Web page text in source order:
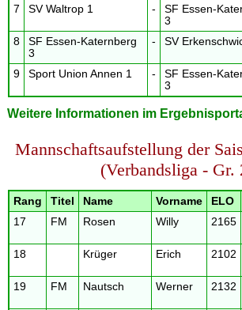
7 SV Waltrop 1 -
SF Essen-
3
8
SF Essen-Katernberg
3
- SV
9 Sport Union Annen 1 -
SF Essen-
3
Weitere Informationen im
Mannschaftsaufstellung der
(Verbandsliga - Gr.
Rang Titel Name Vorname ELO
17
FM Rosen Willy 2165
18 Krüger Erich 2102
19 FM Nautsch Werner 2132